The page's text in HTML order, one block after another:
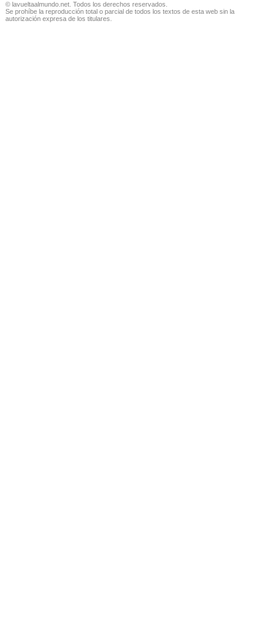
© lavueltaalmundo.net. Todos los derechos reservados.
Se prohíbe la reproducción total o parcial de todos los textos de esta web sin la
autorización expresa de los titulares.